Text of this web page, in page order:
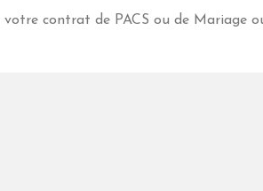
contrat de PACS ou de Mariage